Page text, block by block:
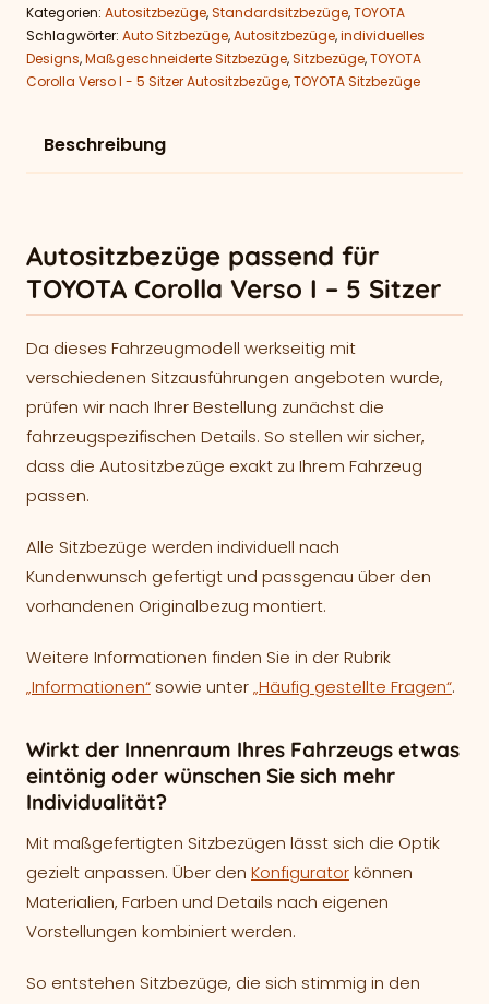
Kategorien: Autositzbezüge,Standardsitzbezüge,TOYOTA
Schlagwörter: Auto Sitzbezüge,Autositzbezüge,individuelles
Designs,Maßgeschneiderte Sitzbezüge,Sitzbezüge,TOYOTA
Corolla Verso I - 5 Sitzer Autositzbezüge,TOYOTA Sitzbezüge
Beschreibung
Autositzbezüge passend für
TOYOTA Corolla Verso I – 5 Sitzer
Da dieses Fahrzeugmodell werkseitig mit
verschiedenen Sitzausführungen angeboten wurde,
prüfen wir nach Ihrer Bestellung zunächst die
fahrzeugspezifischen Details. So stellen wir sicher,
dass die Autositzbezüge exakt zu Ihrem Fahrzeug
passen.
Alle Sitzbezüge werden individuell nach
Kundenwunsch gefertigt und passgenau über den
vorhandenen Originalbezug montiert.
Weitere Informationen finden Sie in der Rubrik
„Informationen“ sowie unter„Häufig gestellte Fragen“.
Wirkt der Innenraum Ihres Fahrzeugs etwas
eintönig oder wünschen Sie sich mehr
Individualität?
Mit maßgefertigten Sitzbezügen lässt sich die Optik
gezielt anpassen. Über den Konfiguratorkönnen
Materialien, Farben und Details nach eigenen
Vorstellungen kombiniert werden.
So entstehen Sitzbezüge, die sich stimmig in den